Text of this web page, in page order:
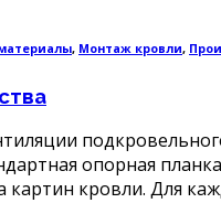
, Монтаж кровли,
опорная
кровли. Для